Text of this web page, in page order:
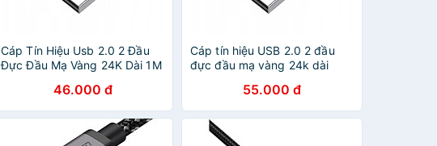
Cáp Tín Hiệu Usb 2.0 2 Đầu
Đực Đầu Mạ Vàng 24K Dài 1M
Hàng Chính Hãng
46.000 đ
Cáp tín hiệu USB 2.0 2 đầu
đực đầu mạ vàng 24k dài
USB10310Us102 Hàng chính
hãng
55.000 đ